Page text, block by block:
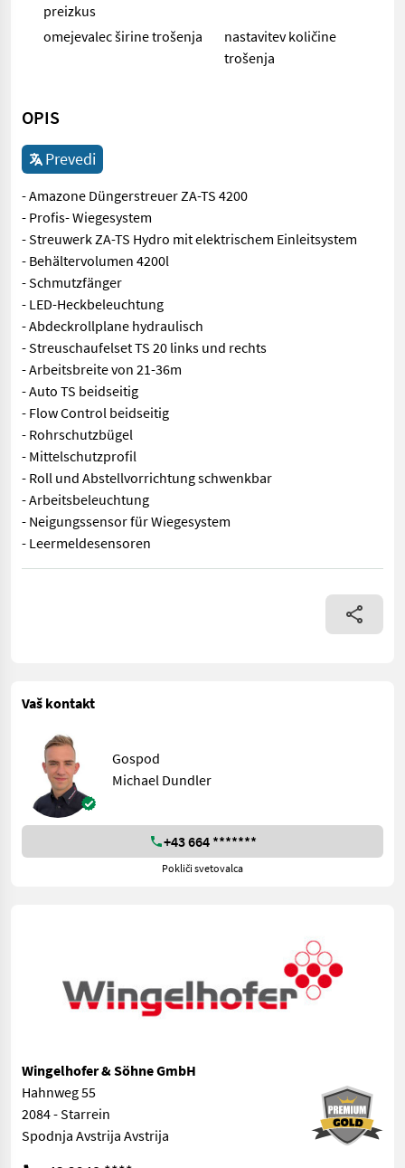
preizkus
omejevalec širine trošenja
nastavitev količine
trošenja
OPIS
Prevedi
- Amazone Düngerstreuer ZA-TS 4200
- Profis- Wiegesystem
- Streuwerk ZA-TS Hydro mit elektrischem Einleitsystem
- Behältervolumen 4200l
- Schmutzfänger
- LED-Heckbeleuchtung
- Abdeckrollplane hydraulisch
- Streuschaufelset TS 20 links und rechts
- Arbeitsbreite von 21-36m
- Auto TS beidseitig
- Flow Control beidseitig
- Rohrschutzbügel
- Mittelschutzprofil
- Roll und Abstellvorrichtung schwenkbar
- Arbeitsbeleuchtung
- Neigungssensor für Wiegesystem
- Leermeldesensoren
- Amazone Düngerstreuer ZA-TS 4200 - Profis- Wiegesystem
Vaš kontakt
Gospod
Michael Dundler
+43 664 *******
Pokliči svetovalca
Wingelhofer & Söhne GmbH
Hahnweg 55
2084 - Starrein
Spodnja Avstrija Avstrija